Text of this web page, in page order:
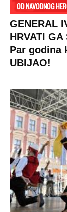
OD NAVODNOG
GENERAL
HRVATI
Par godina
UBIJAO!